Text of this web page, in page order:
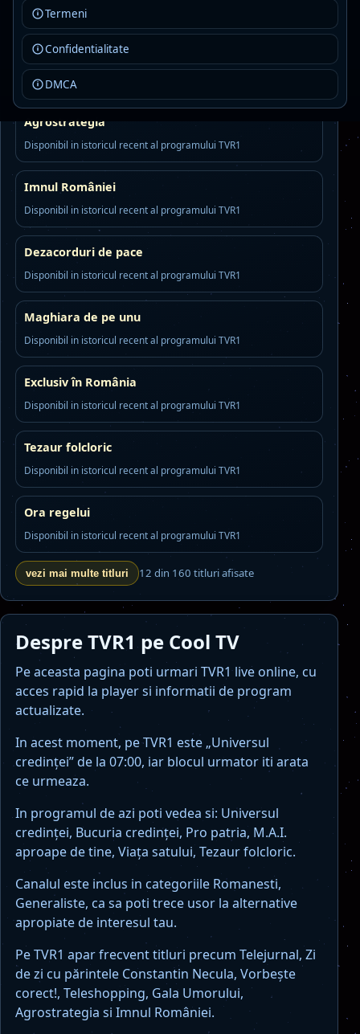
Termeni
Confidentialitate
DMCA
Disponibil in istoricul recent al programului TVR1
Gala Umorului
Disponibil in istoricul recent al programului TVR1
Agrostrategia
Disponibil in istoricul recent al programului TVR1
Imnul României
Disponibil in istoricul recent al programului TVR1
Dezacorduri de pace
Disponibil in istoricul recent al programului TVR1
Maghiara de pe unu
Disponibil in istoricul recent al programului TVR1
Exclusiv în România
Disponibil in istoricul recent al programului TVR1
Tezaur folcloric
Disponibil in istoricul recent al programului TVR1
Ora regelui
Disponibil in istoricul recent al programului TVR1
vezi mai multe titluri 12 din 160 titluri afisate
Despre TVR1 pe Cool TV
Pe aceasta pagina poti urmari TVR1 live online, cu
acces rapid la player si informatii de program
actualizate.
In acest moment, pe TVR1 este „Universul
credinţei” de la 07:00, iar blocul urmator iti arata
ce urmeaza.
In programul de azi poti vedea si: Universul
credinţei, Bucuria credinţei, Pro patria, M.A.I.
aproape de tine, Viaţa satului, Tezaur folcloric.
Canalul este inclus in categoriile Romanesti,
Generaliste, ca sa poti trece usor la alternative
apropiate de interesul tau.
Pe TVR1 apar frecvent titluri precum Telejurnal, Zi
de zi cu părintele Constantin Necula, Vorbeşte
corect!, Teleshopping, Gala Umorului,
Agrostrategia si Imnul României.